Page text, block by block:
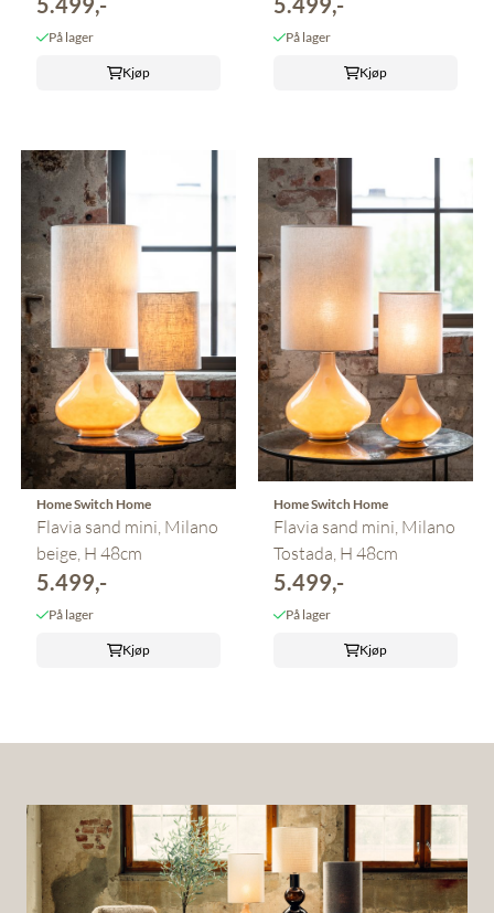
På lager
Kjøp
På lager
Kjøp
Home Switch Home
Flavia sand mini, Milano
beige, H 48cm
5.499,-
På lager
Kjøp
Home Switch Home
Flavia sand mini, Milano
Tostada, H 48cm
5.499,-
På lager
Kjøp